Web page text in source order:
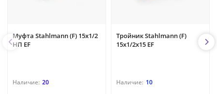
Муфта Stahlmann (F) 15х1/2
НП EF
20
Тройник Stahlmann (F)
15х1/2х15 EF
10